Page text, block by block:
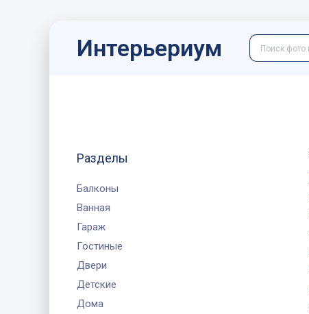
Интерьериум
Разделы
Балконы
Ванная
Гараж
Гостиные
Двери
Детские
Дома